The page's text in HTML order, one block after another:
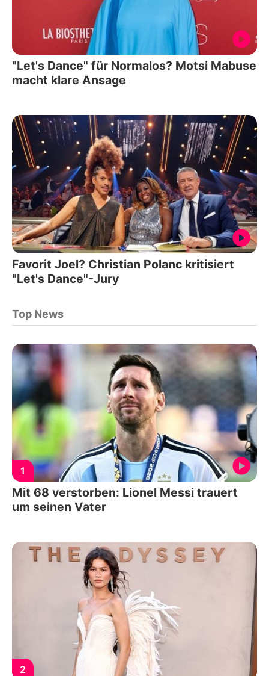
"Let's Dance" für Normalos? Motsi Mabuse
macht klare Ansage
Favorit Joel? Christian Polanc kritisiert
"Let's Dance"-Jury
Top News
1
Mit 68 verstorben: Lionel Messi trauert
um seinen Vater
2